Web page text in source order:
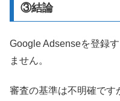
③結論
Google Adsenseを登録
ません。
審査の基準は不明確です